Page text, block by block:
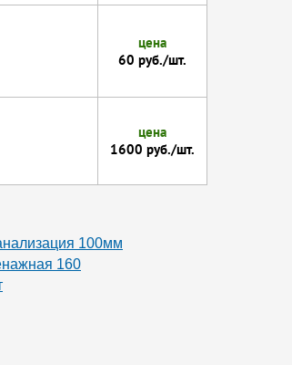
цена
60 руб./шт.
цена
1600 руб./шт.
100мм
160